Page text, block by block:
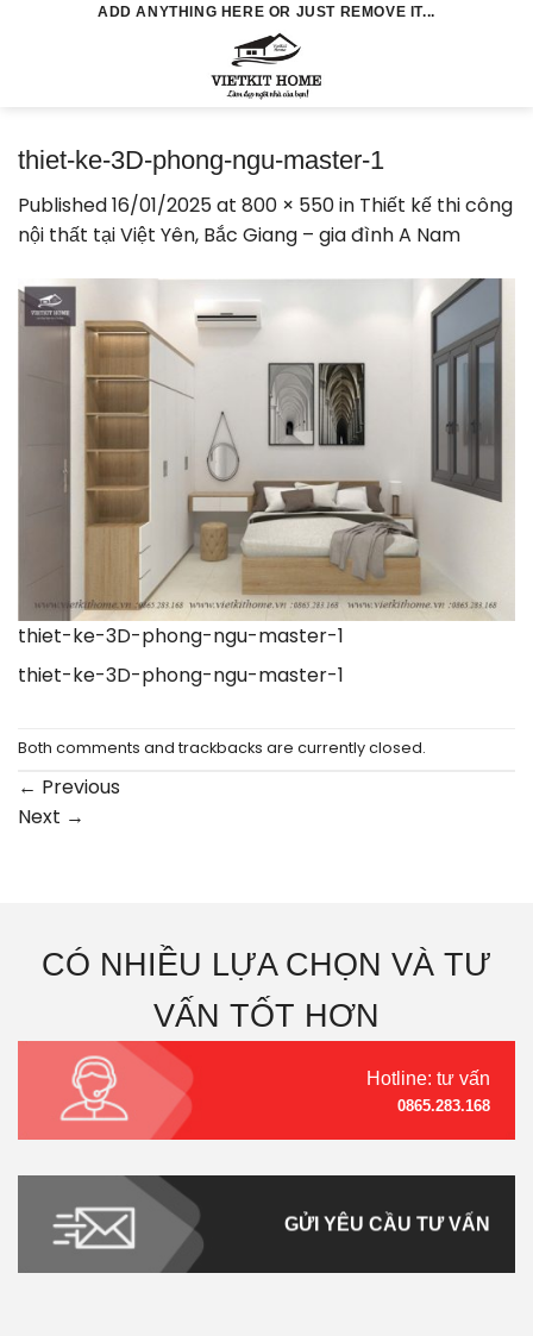
ADD ANYTHING HERE OR JUST REMOVE IT...
thiet-ke-3D-phong-ngu-master-1
Published16/01/2025at 800 × 550in Thiết kế thi công
nội thất tại Việt Yên, Bắc Giang – gia đình A Nam
thiet-ke-3D-phong-ngu-master-1
thiet-ke-3D-phong-ngu-master-1
Both comments and trackbacks are currently closed.
← Previous
Next →
CÓ NHIỀU LỰA CHỌN VÀ TƯ
VẤN TỐT HƠN
Hotline: tư vấn
0865.283.168
GỬI YÊU CẦU TƯ VẤN